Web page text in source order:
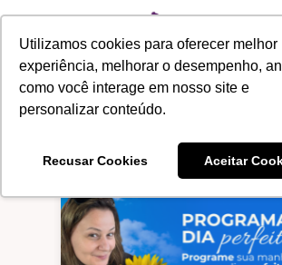
Utilizamos cookies para oferecer melhor
experiência, melhorar o desempenho,
como você interage em nosso site e
personalizar conteúdo.
Recusar Cookies Aceitar
Início/Categorias/
Cursos (1)